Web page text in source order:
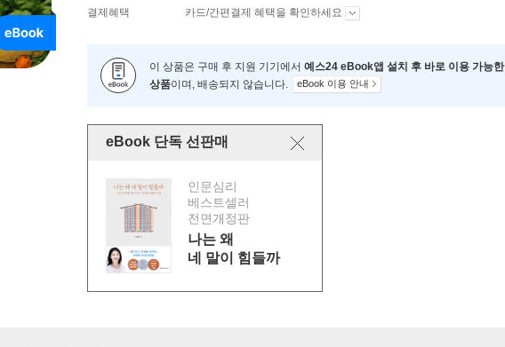
결제혜택 카드/간편결제 혜택을 확인하세요
이 상품은 구매 후 지원 기기에서 예스24 eBook앱 설치 후 바로 이용 가능한
상품이며, 배송되지 않습니다. eBook 이용 안내
eBook 단독 선판매
인문심리
베스트셀러
전면개정판
나는 왜
네 말이 힘들까